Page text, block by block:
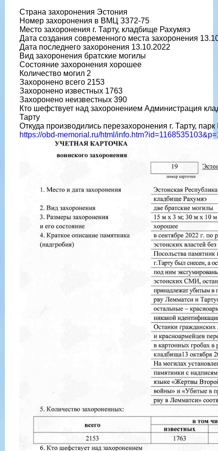
Страна захоронения Эстония
Номер захоронения в ВМЦ З372-75
Место захоронения г. Тарту, кладбище Рахумяэ
Дата создания современного места захоронения
Дата последнего захоронения 13.10.2022
Вид захоронения братские могилы
Состояние захоронения хорошее
Количество могил 2
Захоронено всего 2153
Захоронено известных 1763
Захоронено неизвестных 390
Кто шефствует над захоронением Администрация
Тарту
Откуда производились перезахоронения г. Тарту,
https://obd-memorial.ru/html/